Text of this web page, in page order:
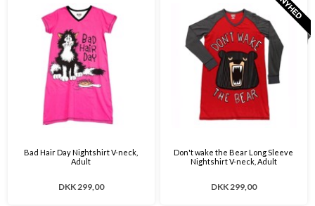
Bad Hair Day Nightshirt V-neck,
Adult
DKK 299,00
Don't wake the Bear Long Sleeve
Nightshirt V-neck, Adult
DKK 299,00